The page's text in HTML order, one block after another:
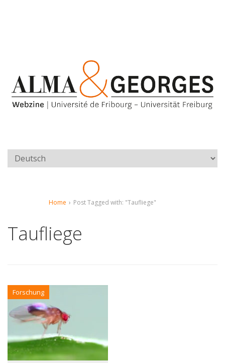
Home › Post Tagged with: "Taufliege"
Taufliege
Forschung